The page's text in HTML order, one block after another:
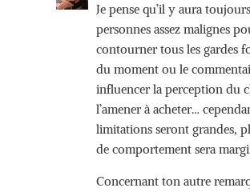
Je pense qu’il y aura
personnes assez malignes
contourner tous les gardes
du moment ou le
influencer la perception du
l’amener à acheter…
limitations seront grandes,
de comportement sera
Concernant ton autre